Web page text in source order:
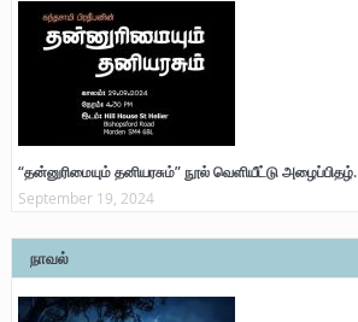
“தன்னுரிமையும் தனியரசும்” நூல் வெளியீட்டு அழைப்பிதழ்.
September 19, 2024
நாவல்